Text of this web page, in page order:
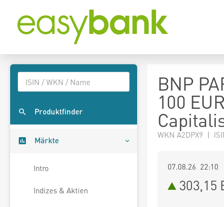
Produktfinder
Märkte
Intro
Indizes & Aktien
BNP
100
WKN A2DPX9 |
07.08.26 22:10
303,15